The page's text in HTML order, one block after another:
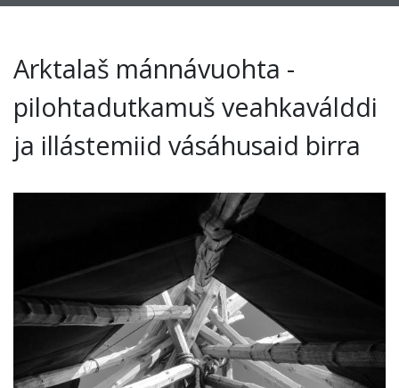
Arktalaš mánnávuohta -
pilohtadutkamuš veahkaválddi
ja illástemiid vásáhusaid birra